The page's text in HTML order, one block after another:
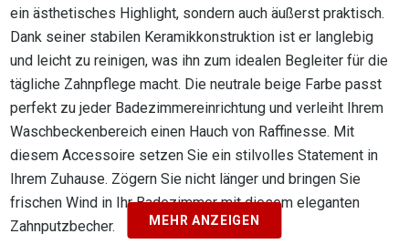
ein ästhetisches Highlight, sondern auch äußerst praktisch.
Dank seiner stabilen Keramikkonstruktion ist er langlebig
und leicht zu reinigen, was ihn zum idealen Begleiter für die
tägliche Zahnpflege macht. Die neutrale beige Farbe passt
perfekt zu jeder Badezimmereinrichtung und verleiht Ihrem
Waschbeckenbereich einen Hauch von Raffinesse. Mit
diesem Accessoire setzen Sie ein stilvolles Statement in
Ihrem Zuhause. Zögern Sie nicht länger und bringen Sie
frischen Wind in Ihr Badezimmer mit diesem eleganten
Zahnputzbecher.
MEHR ANZEIGEN